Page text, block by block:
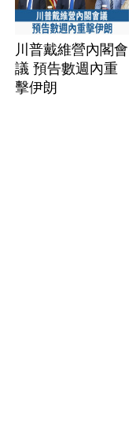
川普戴維營內閣會
議 預告數週內重
擊伊朗